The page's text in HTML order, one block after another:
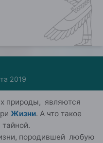
2019
природы, являются
Жизни. А что такое
породившей любую